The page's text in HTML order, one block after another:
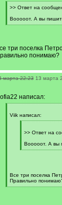
[
]
>> Ответ на
Вооооот. А вы
[
три поселка
понимаю?
марта 22:23 13 марта
написал:
q
Viik написал:
q
>> Ответ на
Вооооот. А вы
[
Все три поселка
Правильно
[